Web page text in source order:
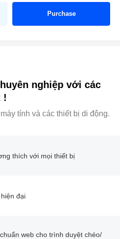
Purchase
nghiệp với các
!
tính và các thiết bị di động.
thích với mọi thiết bị
đại
web cho trình duyệt chéo/